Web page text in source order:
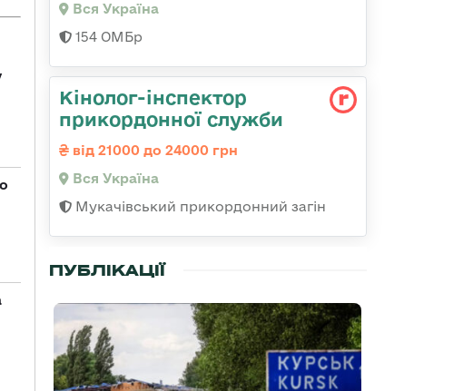
Вся Україна
154 ОМБр
Кінолог-інспектор
прикордонної служби
від 21000 до 24000 грн
Вся Україна
Мукачівський прикордонний загін
ПУБЛІКАЦІЇ